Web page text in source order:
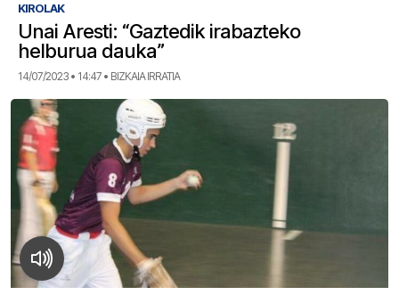
KIROLAK
Unai Aresti: “Gaztedik irabazteko
helburua dauka”
14/07/2023 • 14:47 • BIZKAIA IRRATIA